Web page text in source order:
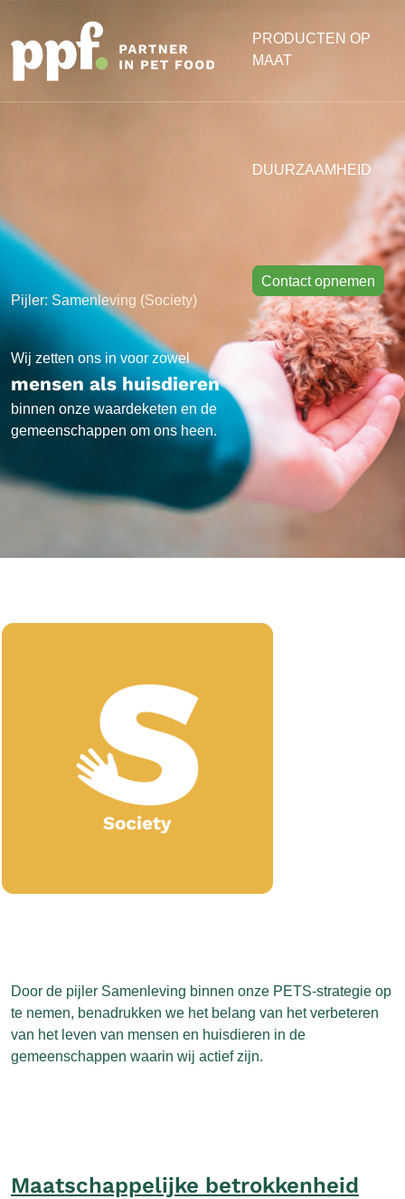
PRODUCTEN OP
MAAT
DUURZAAMHEID
Contact opnemen
Pijler: Samenleving (Society)
Wij zetten ons in voor zowel
mensen als huisdieren
binnen onze waardeketen en de
gemeenschappen om ons heen.
Door de pijler Samenleving binnen onze PETS-strategie op
te nemen, benadrukken we het belang van het verbeteren
van het leven van mensen en huisdieren in de
gemeenschappen waarin wij actief zijn.
Maatschappelijke betrokkenheid